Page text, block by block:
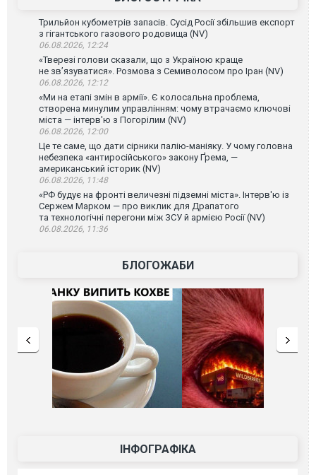
Трильйон кубометрів запасів. Сусід Росії збільшив експорт
з гігантського газового родовища (NV)
06.08.2026, 12:24
«Тверезі голови сказали, що з Україною краще
не зв’язуватися». Розмова з Семиволосом про Іран (NV)
06.08.2026, 12:12
«Ми на етапі змін в армії». Є колосальна проблема,
створена минулим управлінням: чому втрачаємо ключові
міста — інтерв'ю з Погорілим (NV)
06.08.2026, 12:00
Це те саме, що дати сірники палію-маніяку. У чому головна
небезпека «антиросійського» закону Ґрема, —
американський історик (NV)
06.08.2026, 11:48
«РФ будує на фронті величезні підземні міста». Інтерв'ю із
Сержем Марком — про виклик для Драпатого
та технологічні перегони між ЗСУ й армією Росії (NV)
06.08.2026, 11:36
БЛОГОЖАБИ
ІНФОГРАФІКА